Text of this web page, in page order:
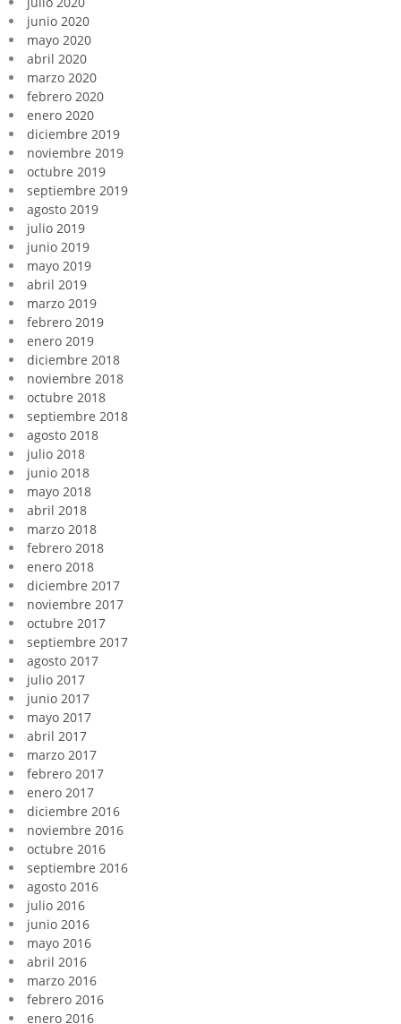
junio 2020
mayo 2020
abril 2020
marzo 2020
febrero 2020
enero 2020
diciembre 2019
noviembre 2019
octubre 2019
septiembre 2019
agosto 2019
julio 2019
junio 2019
mayo 2019
abril 2019
marzo 2019
febrero 2019
enero 2019
diciembre 2018
noviembre 2018
octubre 2018
septiembre 2018
agosto 2018
julio 2018
junio 2018
mayo 2018
abril 2018
marzo 2018
febrero 2018
enero 2018
diciembre 2017
noviembre 2017
octubre 2017
septiembre 2017
agosto 2017
julio 2017
junio 2017
mayo 2017
abril 2017
marzo 2017
febrero 2017
enero 2017
diciembre 2016
noviembre 2016
octubre 2016
septiembre 2016
agosto 2016
julio 2016
junio 2016
mayo 2016
abril 2016
marzo 2016
febrero 2016
enero 2016